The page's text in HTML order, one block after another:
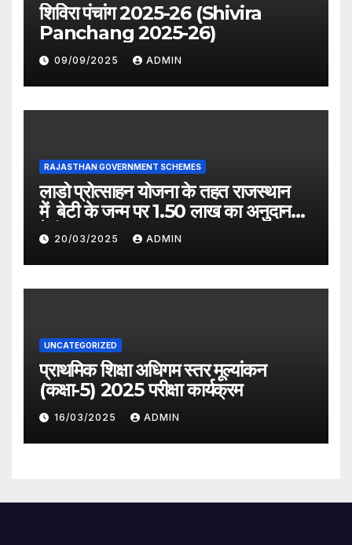
शिविरा पंचांग 2025-26 (Shivira
Panchang 2025-26)
09/09/2025 ADMIN
RAJASTHAN GOVERNMENT SCHEMES
लाडो प्रोत्साहन योजना के तहत राजस्थान
में बेटी के जन्म पर 1.50 लाख का अनुदान
देगी सरकार
20/03/2025 ADMIN
UNCATEGORIZED
प्राथमिक शिक्षा अधिगम स्तर मूल्यांकन
(कक्षा-5) 2025 परीक्षा कार्यक्रम
16/03/2025 ADMIN